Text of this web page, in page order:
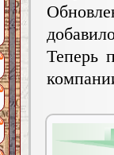
Теперь